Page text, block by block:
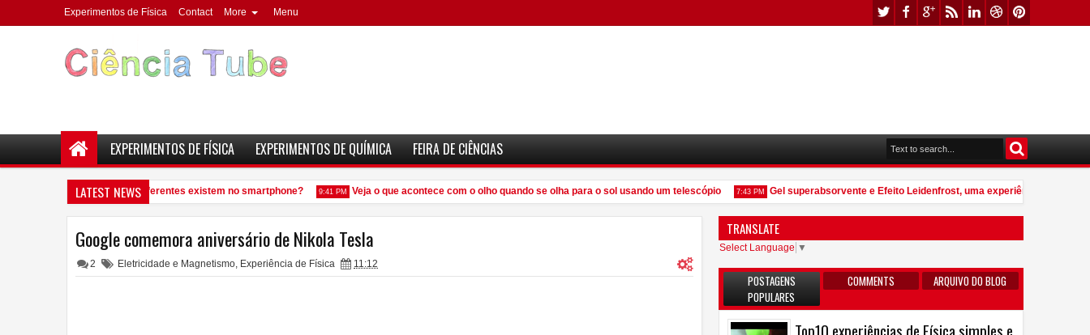
Experimentos de Física Contact More Menu
EXPERIMENTOS DE FÍSICA EXPERIMENTOS DE QUÍMICA FEIRA DE CIÊNCIAS
LATEST NEWS
elementos químicos diferentes existem no smartphone? 9:41 PM Veja o que acontece com o olho quando se olha para o sol usando um telescópio 7:43 PM Gel superabsorvente e Efeito Leidenfrost, uma experiência que vale
Google comemora aniversário de Nikola Tesla
2 Eletricidade e Magnetismo, Experiência de Física 11:12
TRANSLATE
Select Language ▼
POSTAGENS
POPULARES
COMMENTS ARQUIVO DO BLOG